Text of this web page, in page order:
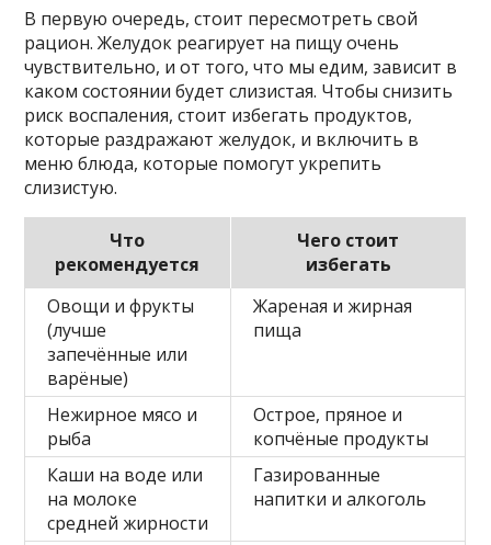
В первую очередь, стоит пересмотреть свой
рацион. Желудок реагирует на пищу очень
чувствительно, и от того, что мы едим, зависит в
каком состоянии будет слизистая. Чтобы снизить
риск воспаления, стоит избегать продуктов,
которые раздражают желудок, и включить в
меню блюда, которые помогут укрепить
слизистую.
Что
рекомендуется
Чего стоит
избегать
Овощи и фрукты
(лучше
запечённые или
варёные)
Жареная и жирная
пища
Нежирное мясо и
рыба
Острое, пряное и
копчёные продукты
Каши на воде или
на молоке
средней жирности
Газированные
напитки и алкоголь